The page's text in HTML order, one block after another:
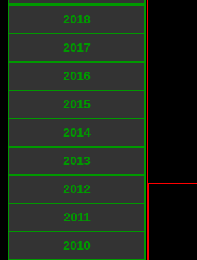
2018
2017
2016
2015
2014
2013
2012
2011
2010